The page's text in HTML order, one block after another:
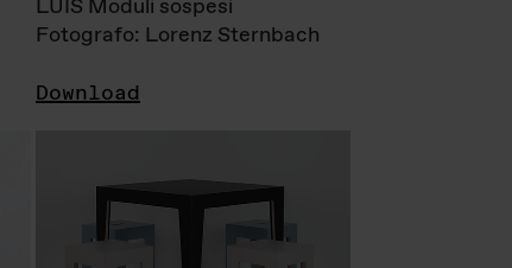
LUIS Moduli sospesi
Fotografo: Lorenz Sternbach
Download